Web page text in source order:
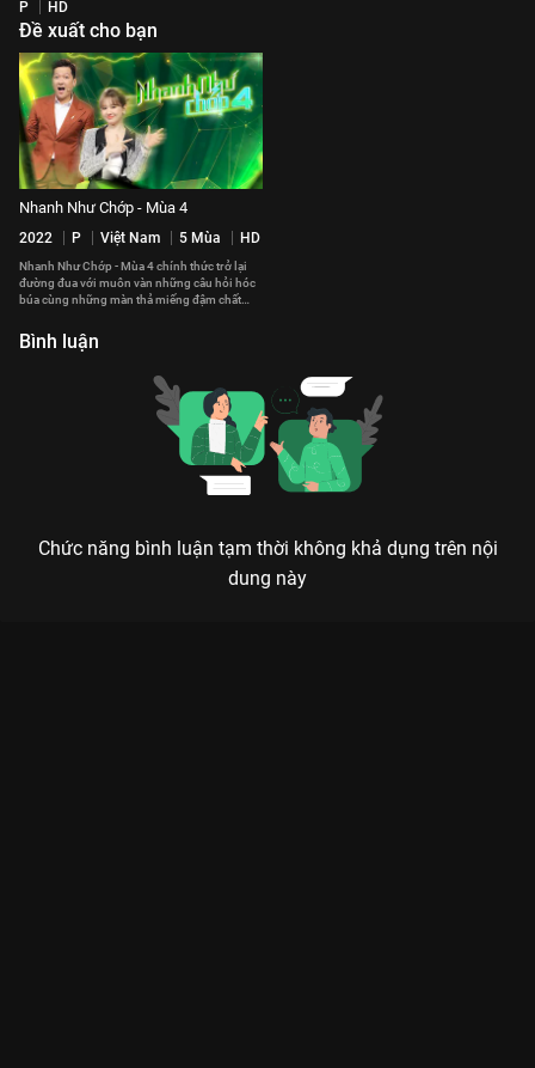
P HD
Đề xuất cho bạn
Nhanh Như Chớp - Mùa 4
2022 P Việt Nam 5 Mùa HD
Nhanh Như Chớp - Mùa 4 chính thức trở lại
đường đua với muôn vàn những câu hỏi hóc
búa cùng những màn thả miếng đậm chất
Bình luận
Chức năng bình luận tạm thời không khả dụng trên nội
dung này